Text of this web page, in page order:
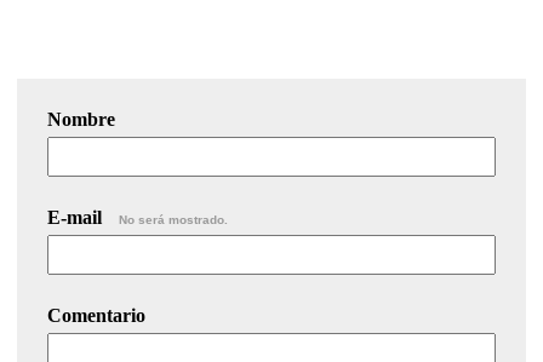
Nombre
E-mail No será mostrado.
Comentario